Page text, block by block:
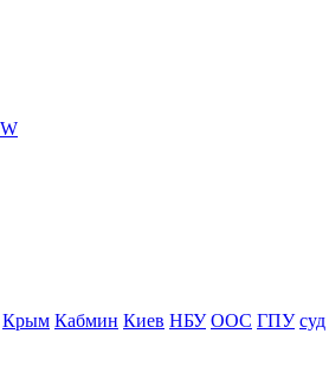
Крым Кабмин Киев НБУ ООС ГПУ суд